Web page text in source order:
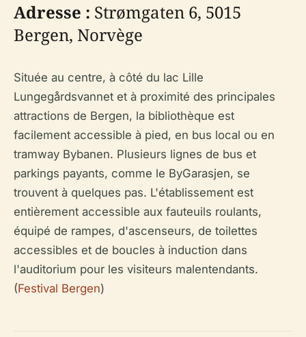
Adresse : Strømgaten 6, 5015
Bergen, Norvège
Située au centre, à côté du lac Lille
Lungegårdsvannet et à proximité des principales
attractions de Bergen, la bibliothèque est
facilement accessible à pied, en bus local ou en
tramway Bybanen. Plusieurs lignes de bus et
parkings payants, comme le ByGarasjen, se
trouvent à quelques pas. L'établissement est
entièrement accessible aux fauteuils roulants,
équipé de rampes, d'ascenseurs, de toilettes
accessibles et de boucles à induction dans
l'auditorium pour les visiteurs malentendants.
(Festival Bergen)